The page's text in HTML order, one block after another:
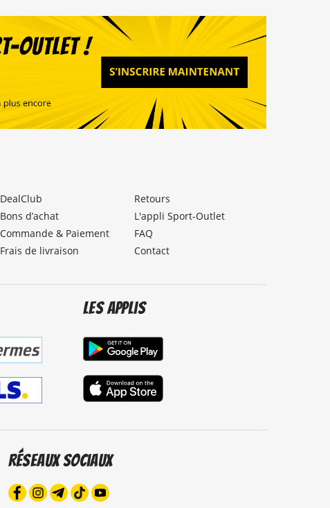
DealClub
Bons d’achat
Commande & Paiement
Frais de livraison
Retours
L'appli Sport-Outlet
FAQ
Contact
Les applis
Réseaux sociaux